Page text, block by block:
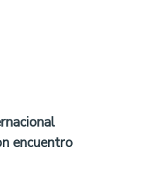
encuentro